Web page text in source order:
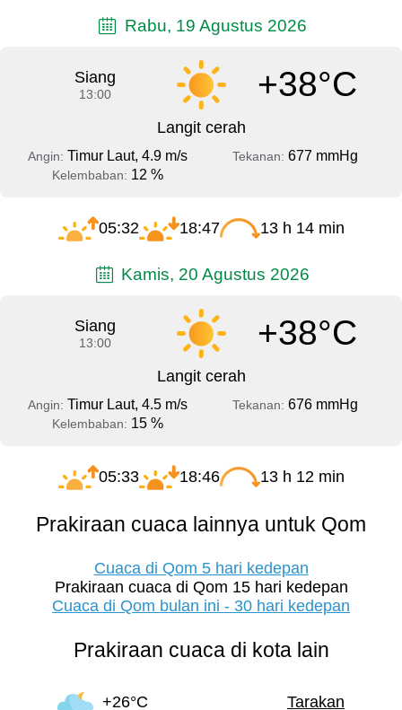
Rabu, 19 Agustus 2026
Siang
13:00 +38°C
Langit cerah
Angin: Timur Laut, 4.9 m/s Tekanan: 677 mmHg
Kelembaban: 12 %
05:32 18:47 13 h 14 min
Kamis, 20 Agustus 2026
Siang
13:00 +38°C
Langit cerah
Angin: Timur Laut, 4.5 m/s Tekanan: 676 mmHg
Kelembaban: 15 %
05:33 18:46 13 h 12 min
Prakiraan cuaca lainnya untuk Qom
Cuaca di Qom 5 hari kedepan
Prakiraan cuaca di Qom 15 hari kedepan
Cuaca di Qom bulan ini - 30 hari kedepan
Prakiraan cuaca di kota lain
+26°C
Tarakan